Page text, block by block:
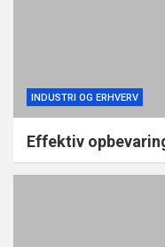
INDUSTRI OG ERHVERV
Effektiv